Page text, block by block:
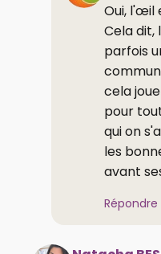
Oui, l'œil
Cela dit,
parfois
cela
pour
qui on
les
avant
Répondre